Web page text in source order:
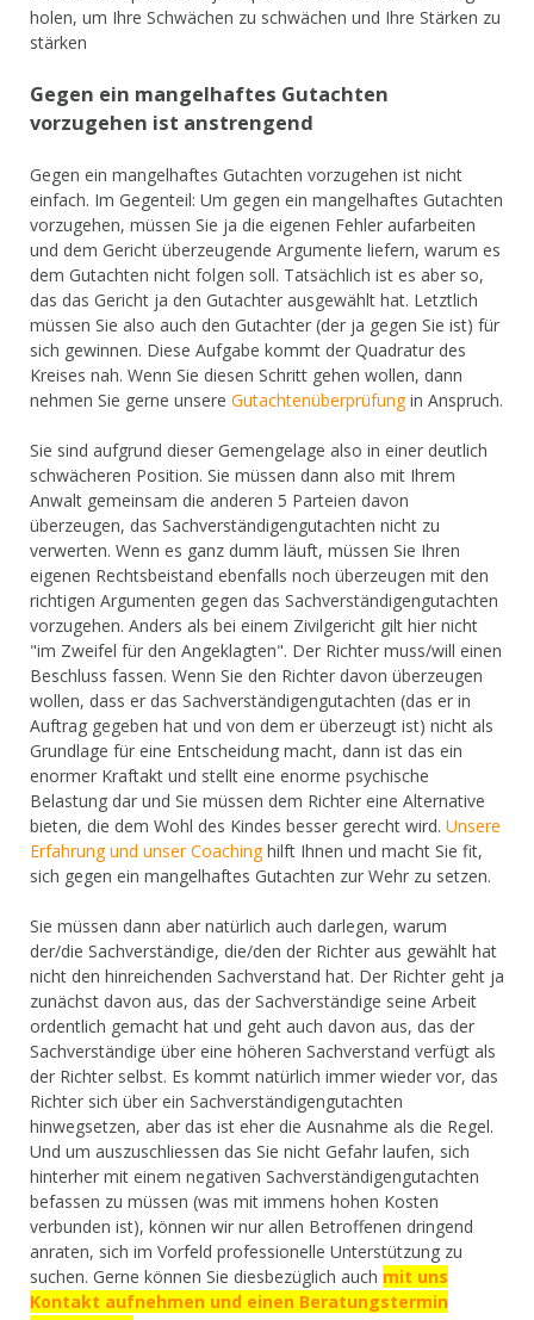
holen, um Ihre Schwächen zu schwächen und Ihre Stärken zu
stärken
Gegen ein mangelhaftes Gutachten
vorzugehen ist anstrengend
Gegen ein mangelhaftes Gutachten vorzugehen ist nicht
einfach. Im Gegenteil: Um gegen ein mangelhaftes Gutachten
vorzugehen, müssen Sie ja die eigenen Fehler aufarbeiten
und dem Gericht überzeugende Argumente liefern, warum es
dem Gutachten nicht folgen soll. Tatsächlich ist es aber so,
das das Gericht ja den Gutachter ausgewählt hat. Letztlich
müssen Sie also auch den Gutachter (der ja gegen Sie ist) für
sich gewinnen. Diese Aufgabe kommt der Quadratur des
Kreises nah. Wenn Sie diesen Schritt gehen wollen, dann
nehmen Sie gerne unsere Gutachtenüberprüfungin Anspruch.
Sie sind aufgrund dieser Gemengelage also in einer deutlich
schwächeren Position. Sie müssen dann also mit Ihrem
Anwalt gemeinsam die anderen 5 Parteien davon
überzeugen, das Sachverständigengutachten nicht zu
verwerten. Wenn es ganz dumm läuft, müssen Sie Ihren
eigenen Rechtsbeistand ebenfalls noch überzeugen mit den
richtigen Argumenten gegen das Sachverständigengutachten
vorzugehen. Anders als bei einem Zivilgericht gilt hier nicht
"im Zweifel für den Angeklagten". Der Richter muss/will einen
Beschluss fassen. Wenn Sie den Richter davon überzeugen
wollen, dass er das Sachverständigengutachten (das er in
Auftrag gegeben hat und von dem er überzeugt ist) nicht als
Grundlage für eine Entscheidung macht, dann ist das ein
enormer Kraftakt und stellt eine enorme psychische
Belastung dar und Sie müssen dem Richter eine Alternative
bieten, die dem Wohl des Kindes besser gerecht wird. Unsere
Erfahrung und unser Coachinghilft Ihnen und macht Sie fit,
sich gegen ein mangelhaftes Gutachten zur Wehr zu setzen.
Sie müssen dann aber natürlich auch darlegen, warum
der/die Sachverständige, die/den der Richter aus gewählt hat
nicht den hinreichenden Sachverstand hat. Der Richter geht ja
zunächst davon aus, das der Sachverständige seine Arbeit
ordentlich gemacht hat und geht auch davon aus, das der
Sachverständige über eine höheren Sachverstand verfügt als
der Richter selbst. Es kommt natürlich immer wieder vor, das
Richter sich über ein Sachverständigengutachten
hinwegsetzen, aber das ist eher die Ausnahme als die Regel.
Und um auszuschliessen das Sie nicht Gefahr laufen, sich
hinterher mit einem negativen Sachverständigengutachten
befassen zu müssen (was mit immens hohen Kosten
verbunden ist), können wir nur allen Betroffenen dringend
anraten, sich im Vorfeld professionelle Unterstützung zu
suchen. Gerne können Sie diesbezüglich auch mit uns
Kontakt aufnehmen und einen Beratungstermin